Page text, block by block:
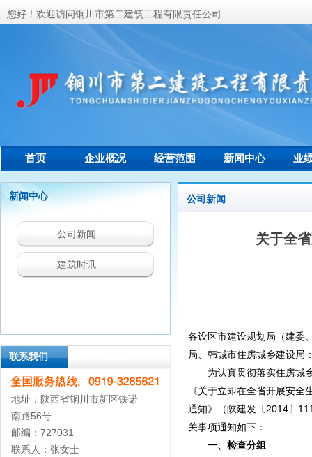
首页 企业概况 经营范围 新闻中心 业
您好！欢迎访问铜川市第二建筑工程有限责任公司
关于全
各设区市建设规划局（建委
局、韩城市住房城乡建设局
为认真贯彻落实住房城乡
《关于立即在全省开展安
通知》（陕建发〔2014〕
关事项通知如下：
一、检查分组
联系我们
公司新闻
新闻中心
公司新闻
建筑时讯
联系我们
地址：陕西省铜川市新区铁诺
南路56号
邮编：727031
联系人：张女士